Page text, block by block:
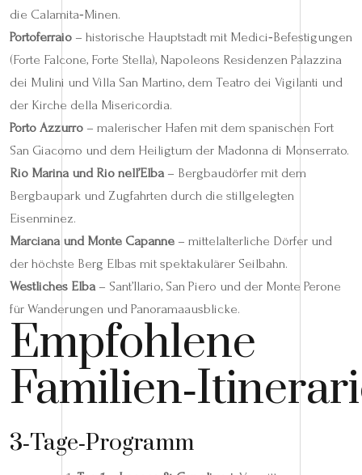
die Calamita‑Minen.
Portoferraio – historische Hauptstadt mit Medici‑Befestigungen
(Forte Falcone, Forte Stella), Napoleons Residenzen Palazzina
dei Mulini und Villa San Martino, dem Teatro dei Vigilanti und
der Kirche della Misericordia.
Porto Azzurro – malerischer Hafen mit dem spanischen Fort
San Giacomo und dem Heiligtum der Madonna di Monserrato.
Rio Marina und Rio nell’Elba – Bergbaudörfer mit dem
Bergbaupark und Zugfahrten durch die stillgelegten
Eisenminez.
Marciana und Monte Capanne – mittelalterliche Dörfer und
der höchste Berg Elbas mit spektakulärer Seilbahn.
Westliches Elba – Sant’Ilario, San Piero und der Monte Perone
für Wanderungen und Panoramaausblicke.
Empfohlene
3‑Tage‑Programm